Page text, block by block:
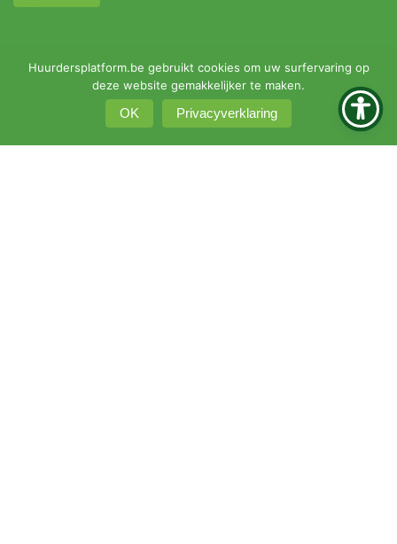
Huurdersplatform.be gebruikt cookies om uw surfervaring op
deze website gemakkelijker te maken.
OK Privacyverklaring